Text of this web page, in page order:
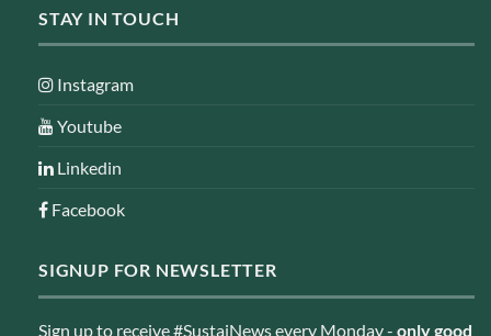
STAY IN TOUCH
Instagram
Youtube
Linkedin
Facebook
SIGNUP FOR NEWSLETTER
Sign up to receive #SustaiNews every Monday - only good